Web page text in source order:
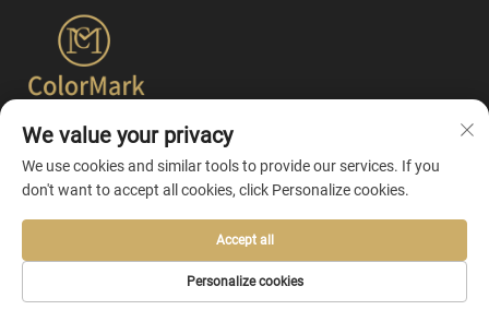
Colormark는 다양한 브랜드의 고유한 특성을 강조하는 제품
제작에 중점을 두고 원스톱 맞춤화 서비스를 제공합니다.
Copyright © 2026 by Ningbo Colormark Cosmetics Co., Ltd. -
We value your privacy
We use cookies and similar tools to provide our services. If you
don't want to accept all cookies, click Personalize cookies.
Personalize cookies
Accept all